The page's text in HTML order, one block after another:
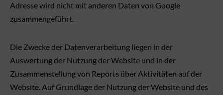
Adresse wird nicht mit anderen Daten von Google
zusammengeführt.
Die Zwecke der Datenverarbeitung liegen in der
Auswertung der Nutzung der Website und in der
Zusammenstellung von Reports über Aktivitäten auf der
Website. Auf Grundlage der Nutzung der Website und des